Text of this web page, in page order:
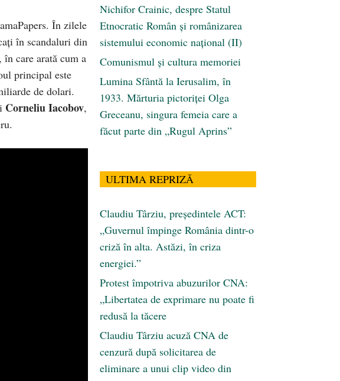
În zilele
în scandaluri din
, în care arată cum a
principal este
de dolari.
Corneliu Iacobov,
Nichifor Crainic, despre Statul
Etnocratic Român şi românizarea
sistemului economic naţional (II)
Comunismul şi cultura memoriei
Lumina Sfântă la Ierusalim, în
1933. Mărturia pictoriței Olga
Greceanu, singura femeia care a
făcut parte din „Rugul Aprins”
ULTIMA REPRIZĂ
Claudiu Târziu, președintele ACT:
„Guvernul împinge România dintr-o
criză în alta. Astăzi, în criza
energiei.”
Protest împotriva abuzurilor CNA:
„Libertatea de exprimare nu poate fi
redusă la tăcere
Claudiu Târziu acuză CNA de
cenzură după solicitarea de
eliminare a unui clip video din